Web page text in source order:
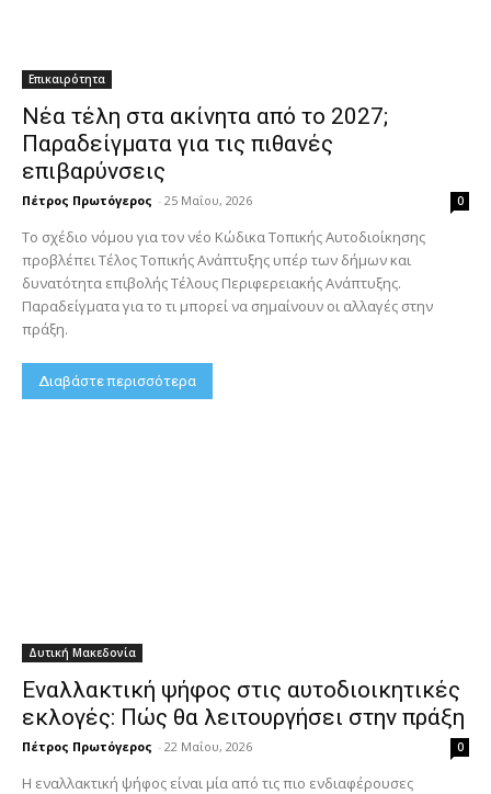
Επικαιρότητα
Νέα τέλη στα ακίνητα από το 2027;
Παραδείγματα για τις πιθανές
επιβαρύνσεις
Πέτρος Πρωτόγερος - 25 Μαΐου, 2026 0
Το σχέδιο νόμου για τον νέο Κώδικα Τοπικής Αυτοδιοίκησης
προβλέπει Τέλος Τοπικής Ανάπτυξης υπέρ των δήμων και
δυνατότητα επιβολής Τέλους Περιφερειακής Ανάπτυξης.
Παραδείγματα για το τι μπορεί να σημαίνουν οι αλλαγές στην
πράξη.
Διαβάστε περισσότερα
Δυτική Μακεδονία
Εναλλακτική ψήφος στις αυτοδιοικητικές
εκλογές: Πώς θα λειτουργήσει στην πράξη
Πέτρος Πρωτόγερος - 22 Μαΐου, 2026 0
Η εναλλακτική ψήφος είναι μία από τις πιο ενδιαφέρουσες